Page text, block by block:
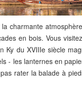
charmante
en bois. Vous
du XVIIIe siècle
- les lanternes en
rater la balade à